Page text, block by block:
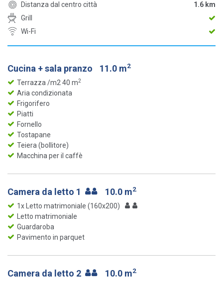
Distanza dal centro città
1.6 km
Grill
Wi-Fi
Cucina + sala pranzo 11.0 m2
Terrazza /m2 40 m2
Aria condizionata
Frigorifero
Piatti
Fornello
Tostapane
Teiera (bollitore)
Macchina per il caffè
Camera da letto 1 10.0 m2
1x Letto matrimoniale (160x200)
Letto matrimoniale
Guardaroba
Pavimento in parquet
Camera da letto 2 10.0 m2